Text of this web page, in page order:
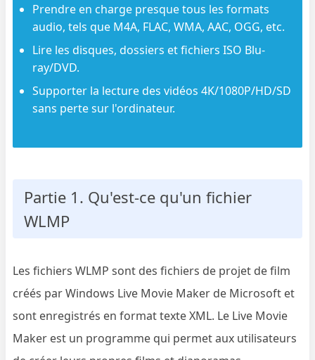
Prendre en charge presque tous les formats
audio, tels que M4A, FLAC, WMA, AAC, OGG, etc.
Lire les disques, dossiers et fichiers ISO Blu-
ray/DVD.
Supporter la lecture des vidéos 4K/1080P/HD/SD
sans perte sur l'ordinateur.
Partie 1. Qu'est-ce qu'un fichier
WLMP
Les fichiers WLMP sont des fichiers de projet de film
créés par Windows Live Movie Maker de Microsoft et
sont enregistrés en format texte XML. Le Live Movie
Maker est un programme qui permet aux utilisateurs